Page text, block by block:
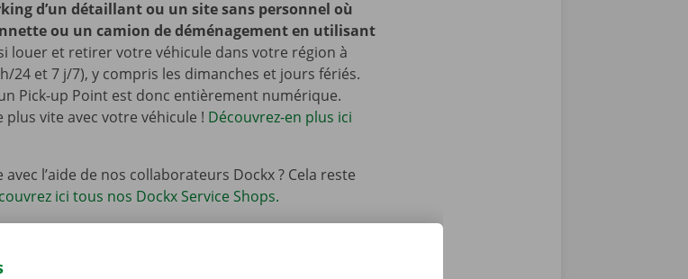
d’un détaillant ou un site sans personnel où
ou un camion de déménagement en utilisant
louer et retirer votre véhicule dans votre région à
24 et 7 j/7), y compris les dimanches et jours fériés.
Pick-up Point est donc entièrement numérique.
vite avec votre véhicule ! Découvrez-en plus ici
l’aide de nos collaborateurs Dockx ? Cela reste
ici tous nos Dockx Service Shops.